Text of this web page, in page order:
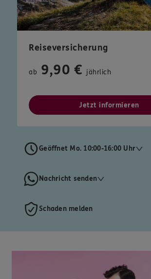
Reiseversicherung
ab 9,90 € jährlich
Jetzt informieren
Geöffnet Mo. 10:00-16:00 Uhr
Nachricht senden
Schaden melden